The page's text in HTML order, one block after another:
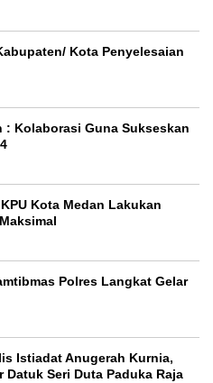
Kota Penyelesaian
: Kolaborasi Guna Sukseskan
Kota Medan Lakukan
Polres Langkat Gelar
Istiadat Anugerah Kurnia,
Datuk Seri Duta Paduka Raja